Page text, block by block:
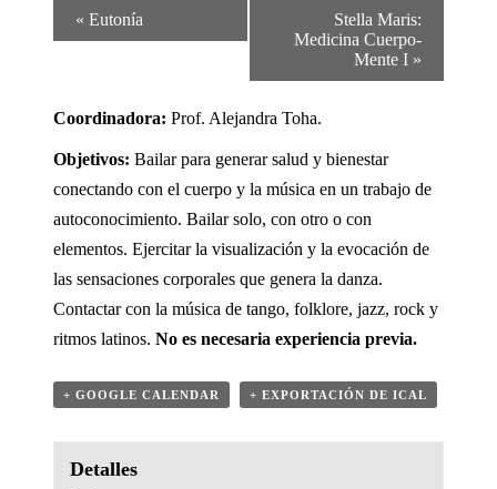
« Eutonía
Stella Maris:
Medicina Cuerpo-
Mente I »
Coordinadora: Prof. Alejandra Toha.
Objetivos: Bailar para generar salud y bienestar
conectando con el cuerpo y la música en un trabajo de
autoconocimiento. Bailar solo, con otro o con
elementos. Ejercitar la visualización y la evocación de
las sensaciones corporales que genera la danza.
Contactar con la música de tango, folklore, jazz, rock y
ritmos latinos. No es necesaria experiencia previa.
+ GOOGLE CALENDAR + EXPORTACIÓN DE ICAL
Detalles